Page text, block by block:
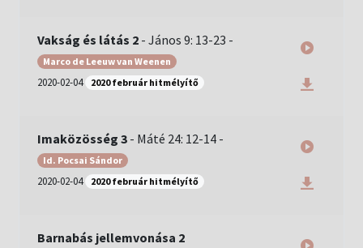
Vakság és látás 2 -János 9: 13-23 -
Marco de Leeuw van Weenen
2020-02-04 2020 február hitmélyítő
Imaközösség 3 - Máté 24: 12-14 -
Id. Pocsai Sándor
2020-02-04 2020 február hitmélyítő
Barnabás jellemvonása 2